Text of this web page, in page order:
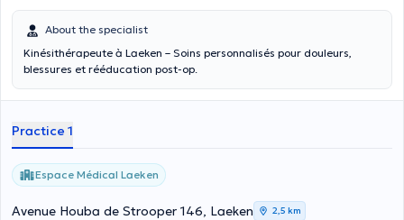
About the specialist
Kinésithérapeute à Laeken – Soins personnalisés pour douleurs,
blessures et rééducation post-op.
Practice 1
Espace Médical Laeken
Avenue Houba de Strooper 146, Laeken 2,5 km